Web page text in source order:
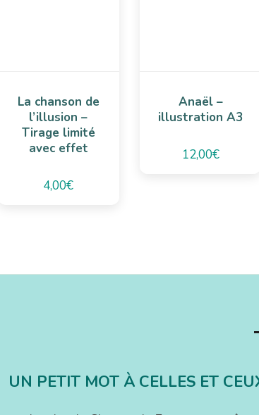
La chanson de
l’illusion –
Tirage limité
avec effet
4,00€
Anaël –
illustration A3
12,00€
UN PETIT MOT À CELLES ET